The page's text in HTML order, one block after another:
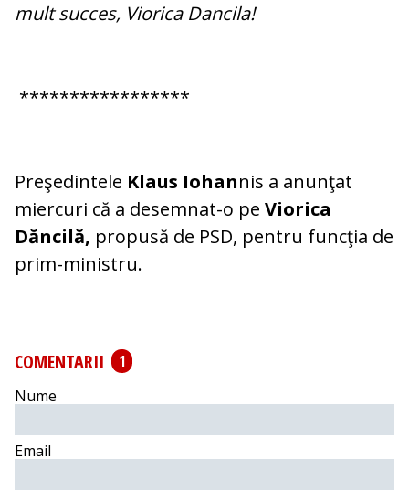
mult succes, Viorica Dancila!
*****************
Preşedintele Klaus Iohannis a anunţat
miercuri că a desemnat-o pe Viorica
Dăncilă, propusă de PSD, pentru funcţia de
prim-ministru.
COMENTARII
1
Nume
Email